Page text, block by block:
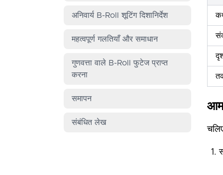
अनिवार्य B-Roll शूटिंग दिशानिर्देश
महत्वपूर्ण गलतियाँ और समाधान
गुणवत्ता वाले B-Roll फुटेज प्राप्त
करना
समापन
संबंधित लेख
आम